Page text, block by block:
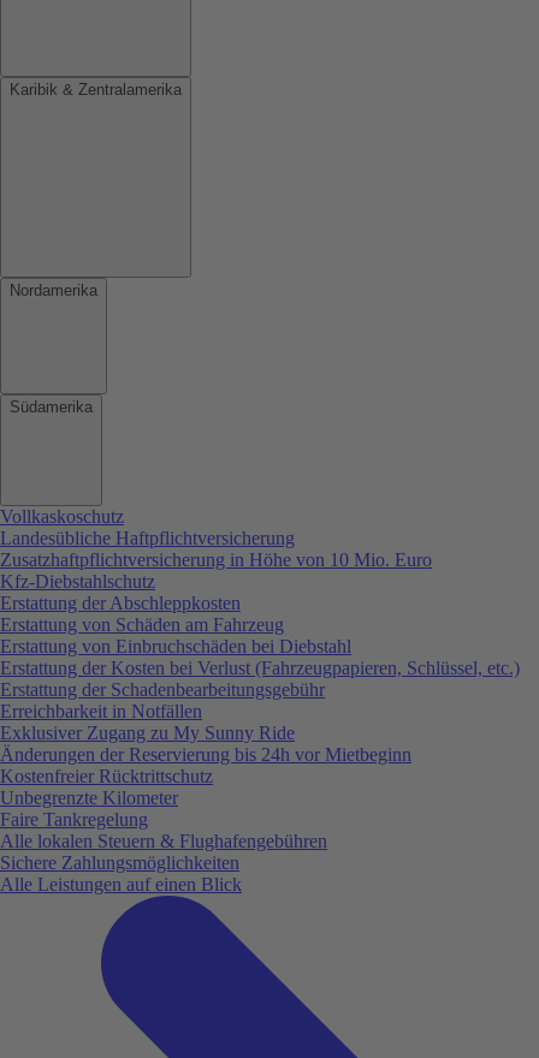
Karibik & Zentralamerika
Nordamerika
Südamerika
Vollkaskoschutz
Landesübliche Haftpflichtversicherung
Zusatzhaftpflichtversicherung in Höhe von 10 Mio. Euro
Kfz-Diebstahlschutz
Erstattung der Abschleppkosten
Erstattung von Schäden am Fahrzeug
Erstattung von Einbruchschäden bei Diebstahl
Erstattung der Kosten bei Verlust (Fahrzeugpapieren, Schlüssel, etc.)
Erstattung der Schadenbearbeitungsgebühr
Erreichbarkeit in Notfällen
Exklusiver Zugang zu My Sunny Ride
Änderungen der Reservierung bis 24h vor Mietbeginn
Kostenfreier Rücktrittschutz
Unbegrenzte Kilometer
Faire Tankregelung
Alle lokalen Steuern & Flughafengebühren
Sichere Zahlungsmöglichkeiten
Alle Leistungen auf einen Blick